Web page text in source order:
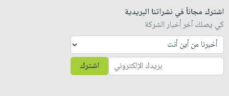
اشترك مجاناً في نشراتنا البريدية
كي يصلك آخر أخبار الشركة
اشترك